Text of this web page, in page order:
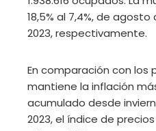
18,5% al ​​7,4%, de
2023, respectivamente.
En comparación con los
mantiene la inflación
acumulado desde
2023, el índice de